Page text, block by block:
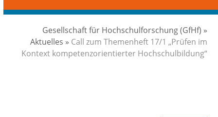
Gesellschaft für Hochschulforschung (GfHf) »
Aktuelles » Call zum Themenheft 17/1 „Prüfen im
Kontext kompetenzorientierter Hochschulbildung“